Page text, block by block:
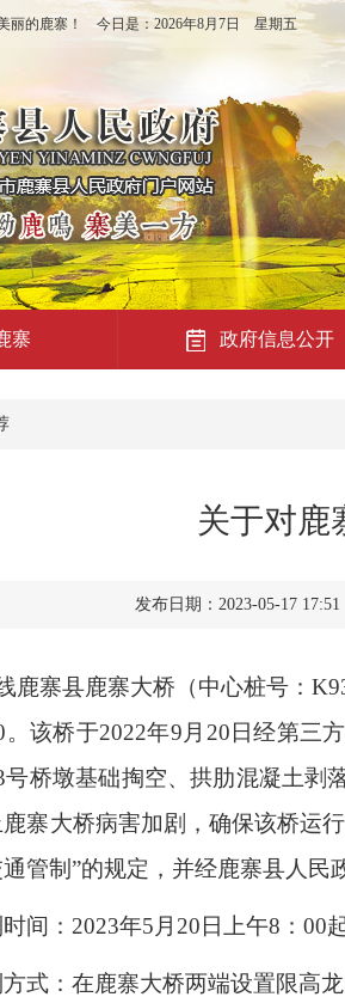
丽的鹿寨！ 今日是： 2026年8月7日 星期五
寨 政府信息公开
关于对鹿
发布日期：2023-05-17 17:51
鹿寨县鹿寨大桥（中心桩号：
。该桥于2022年9 月 20 日经第三
号桥墩基础掏空、拱肋混凝土剥
寨大桥病害加剧，确保该桥运
管制”的规定，并经鹿寨县人
间： 2023年5 月 20 日上午8：00
式：在鹿寨大桥两端设置限高